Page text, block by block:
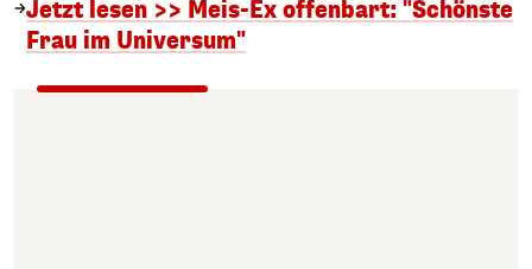
Jetzt lesen >> Meis-Ex offenbart: "Schönste
Frau im Universum"